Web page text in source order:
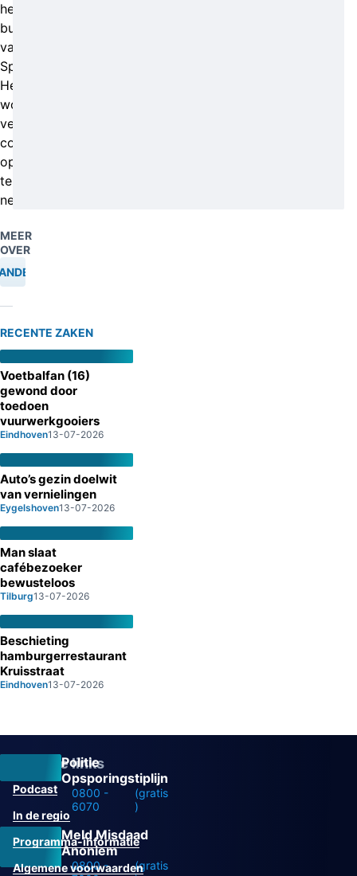
het
busstation
van
Split.
Hen
wordt
verzocht
contact
op
te
nemen.
MEER
OVER
RECENTE ZAKEN
Voetbalfan (16)
gewond door
toedoen
vuurwerkgooiers
Eindhoven13-07-2026
Auto’s gezin doelwit
van vernielingen
Eygelshoven13-07-2026
Man slaat
cafébezoeker
bewusteloos
Tilburg13-07-2026
Beschieting
hamburgerrestaurant
Kruisstraat
Eindhoven13-07-2026
Politie
Opsporingstiplijn
0800 -
6070
(gratis
)
Meld Misdaad
Anoniem
0800 -
(gratis
Overige links
Podcast
In de regio
Programma-informatie
Algemene voorwaarden